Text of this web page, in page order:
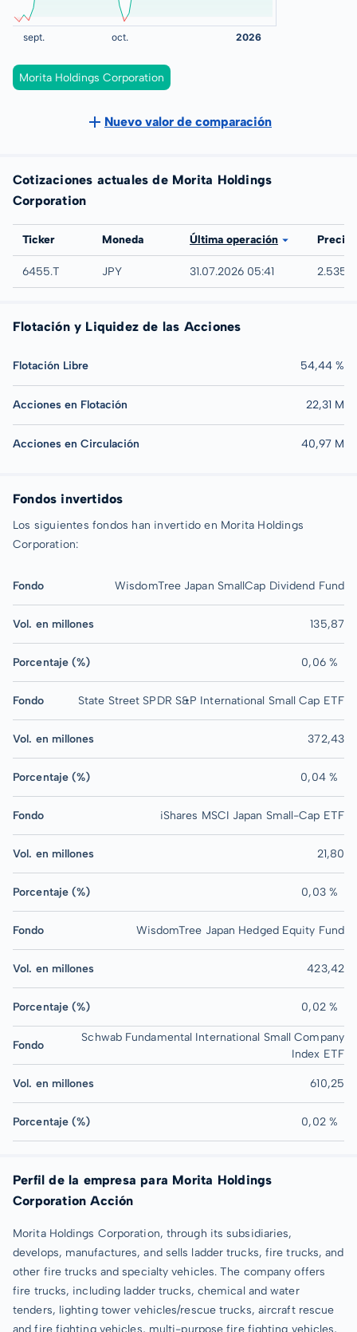
Morita Holdings Corporation
Nuevo valor de comparación
Cotizaciones actuales de Morita Holdings
Corporation
Bolsa
Ticker Moneda Última operación Precio
Tokyo
6455.T JPY 31.07.2026 05:41
Flotación y Liquidez de las Acciones
Flotación Libre 54,44 %
Acciones en Flotación 22,31 M
Acciones en Circulación 40,97 M
Fondos invertidos
Los siguientes fondos han invertido en Morita Holdings
Corporation:
Fondo WisdomTree Japan SmallCap Dividend Fund
Vol. en millones 135,87
Porcentaje (%) 0,06 %
Fondo State Street SPDR S&P International Small Cap ETF
Vol. en millones 372,43
Porcentaje (%) 0,04 %
Fondo iShares MSCI Japan Small-Cap ETF
Vol. en millones 21,80
Porcentaje (%) 0,03 %
Fondo WisdomTree Japan Hedged Equity Fund
Vol. en millones 423,42
Porcentaje (%) 0,02 %
Fondo
Schwab Fundamental International Small Company
Index ETF
Vol. en millones 610,25
Porcentaje (%) 0,02 %
Perfil de la empresa para Morita Holdings
Corporation Acción
Morita Holdings Corporation, through its subsidiaries,
develops, manufactures, and sells ladder trucks, fire trucks, and
other fire trucks and specialty vehicles. The company offers
fire trucks, including ladder trucks, chemical and water
tenders, lighting tower vehicles/rescue trucks, aircraft rescue
and fire fighting vehicles, multi-purpose fire fighting vehicles,